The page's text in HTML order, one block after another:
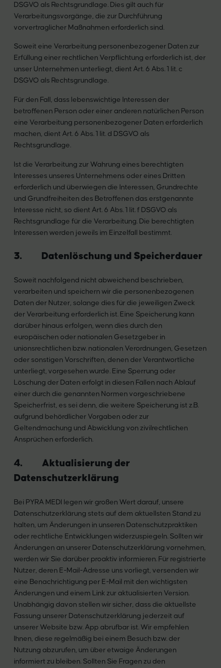
DSGVO als Rechtsgrundlage. Dies gilt auch für
Verarbeitungsvorgänge, die zur Durchführung
vorvertraglicher Maßnahmen erforderlich sind.
Soweit eine Verarbeitung personenbezogener Daten zur
Erfüllung einer rechtlichen Verpflichtung erforderlich ist, der
unser Unternehmen unterliegt, dient Art. 6 Abs. 1 lit. c
DSGVO als Rechtsgrundlage.
Für den Fall, dass lebenswichtige Interessen der
betroffenen Person oder einer anderen natürlichen Person
eine Verarbeitung personenbezogener Daten erforderlich
machen, dient Art. 6 Abs. 1 lit. d DSGVO als
Rechtsgrundlage.
Ist die Verarbeitung zur Wahrung eines berechtigten
Interesses unseres Unternehmens oder eines Dritten
erforderlich und überwiegen die Interessen, Grundrechte
und Grundfreiheiten des Betroffenen das erstgenannte
Interesse nicht, so dient Art. 6 Abs. 1 lit. f DSGVO als
Rechtsgrundlage für die Verarbeitung. Die berechtigten
Interessen werden jeweils im Einzelfall bestimmt.
3. Datenlöschung und Speicherdauer
Soweit nachfolgend nicht abweichend beschrieben,
verarbeiten und speichern wir die personenbezogenen
Daten der Nutzer, solange dies für die jeweiligen Zweck
der Verarbeitung erforderlich ist. Eine Speicherung kann
darüber hinaus erfolgen, wenn dies durch den
europäischen oder nationalen Gesetzgeber in
unionsrechtlichen bzw. nationalen Verordnungen, Gesetzen
oder sonstigen Vorschriften, denen der Verantwortliche
unterliegt, vorgesehen wurde. Eine Sperrung oder
Löschung der Daten erfolgt in diesen Fällen nach Ablauf
einer durch die genannten Normen vorgeschriebene
Speicherfrist, es sei denn, die weitere Speicherung ist z.B.
aufgrund behördlicher Vorgaben oder zur
Geltendmachung und Abwicklung von zivilrechtlichen
Ansprüchen erforderlich.
4. Aktualisierung der
Datenschutzerklärung
Bei PYRA MEDI legen wir großen Wert darauf, unsere
Datenschutzerklärung stets auf dem aktuellsten Stand zu
halten, um Änderungen in unseren Datenschutzpraktiken
oder rechtliche Entwicklungen widerzuspiegeln. Sollten wir
Änderungen an unserer Datenschutzerklärung vornehmen,
werden wir Sie darüber proaktiv informieren. Für registrierte
Nutzer, deren E-Mail-Adresse uns vorliegt, versenden wir
eine Benachrichtigung per E-Mail mit den wichtigsten
Änderungen und einem Link zur aktualisierten Version.
Unabhängig davon stellen wir sicher, dass die aktuellste
Fassung unserer Datenschutzerklärung jederzeit auf
unserer Website bzw. App abrufbar ist. Wir empfehlen
Ihnen, diese regelmäßig bei einem Besuch bzw. der
Nutzung abzurufen, um über etwaige Änderungen
informiert zu bleiben. Sollten Sie Fragen zu den